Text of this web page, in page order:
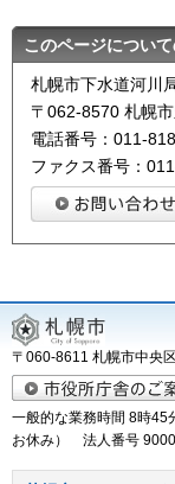
このページについ
札幌市下水道河川
〒062-8570 札幌
電話番号：011-
ファクス番号：
〒060-8611 札幌市中
一般的な業務時間 8時45
お休み） 法人番号